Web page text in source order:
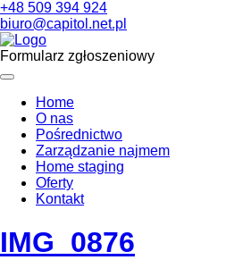
+48 509 394 924
biuro@capitol.net.pl
Formularz zgłoszeniowy
Home
O nas
Pośrednictwo
Zarządzanie najmem
Home staging
Oferty
Kontakt
IMG_0876